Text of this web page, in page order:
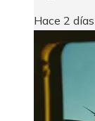
Hace 2 días